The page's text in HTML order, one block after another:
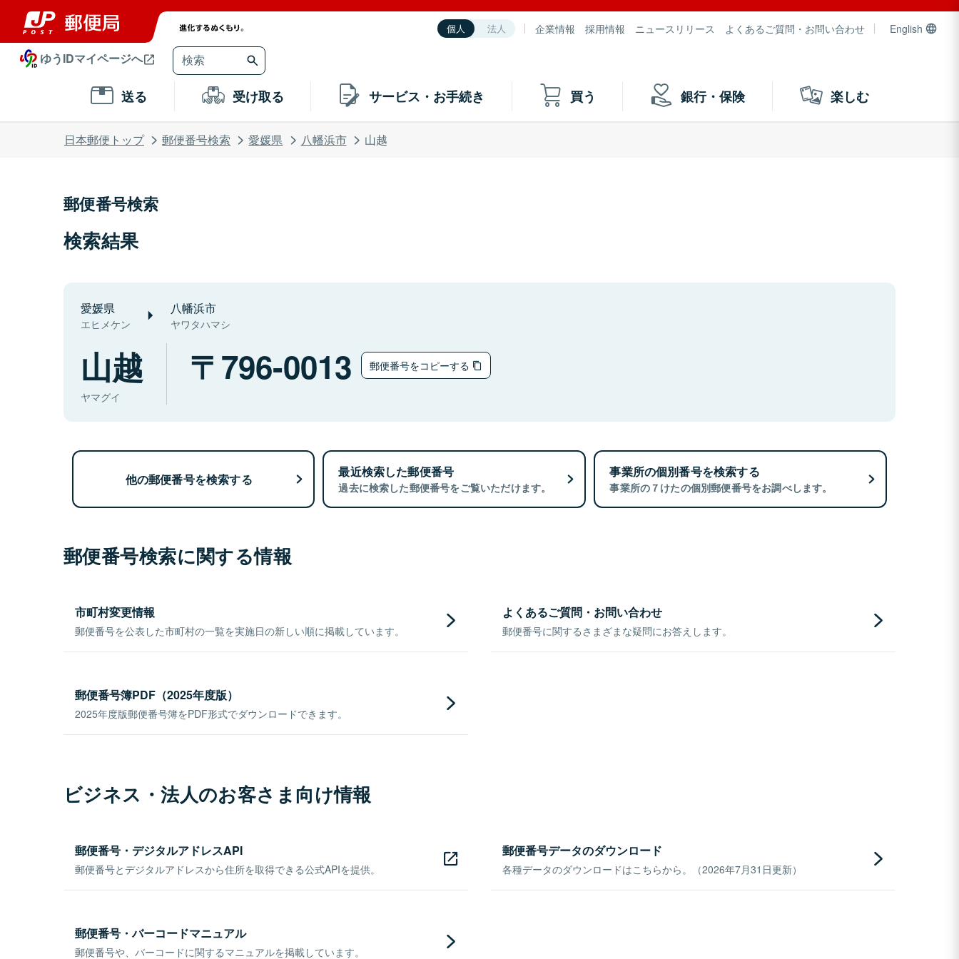
個人 法人 企業情報 採用情報 ニュースリリース よくあるご質問・お問い合わせ English
ゆうIDマイページへ
送る 受け取る サービス・お手続き 買う 銀行・保険 楽しむ
日本郵便トップ 郵便番号検索 愛媛県 八幡浜市 山越
郵便番号検索
検索結果
愛媛県
エヒメケン
八幡浜市
ヤワタハマシ
山越
ヤマグイ
796-0013 郵便番号をコピーする
他の郵便番号を検索する 最近検索した郵便番号
過去に検索した郵便番号をご覧いただけます。
事業所の個別番号を検索する
事業所の７けたの個別郵便番号をお調べします。
郵便番号検索に関する情報
市町村変更情報
郵便番号を公表した市町村の一覧を実施日の新しい順に掲載しています。
よくあるご質問・お問い合わせ
郵便番号に関するさまざまな疑問にお答えします。
郵便番号簿PDF（2025年度版）
2025年度版郵便番号簿をPDF形式でダウンロードできます。
ビジネス・法人のお客さま向け情報
郵便番号・デジタルアドレスAPI
郵便番号とデジタルアドレスから住所を取得できる公式APIを提供。
郵便番号データのダウンロード
各種データのダウンロードはこちらから。（2026年7月31日更新）
郵便番号・バーコードマニュアル
郵便番号や、バーコードに関するマニュアルを掲載しています。